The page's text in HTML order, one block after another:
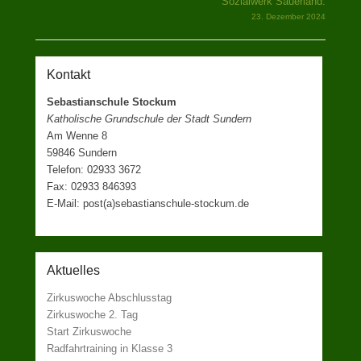
23. Dezember 2024
Kontakt
Sebastianschule Stockum
Katholische Grundschule der Stadt Sundern
Am Wenne 8
59846 Sundern
Telefon: 02933 3672
Fax: 02933 846393
E-Mail: post(a)sebastianschule-stockum.de
Aktuelles
Zirkuswoche Abschlusstag
Zirkuswoche 2. Tag
Start Zirkuswoche
Radfahrtraining in Klasse 3